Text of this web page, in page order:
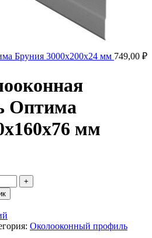
Бруния 3000х200х24 мм 749,00 ₽
Оптима
мм
Околооконный профиль